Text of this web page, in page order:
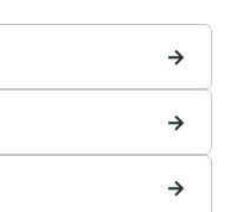
→
→
→